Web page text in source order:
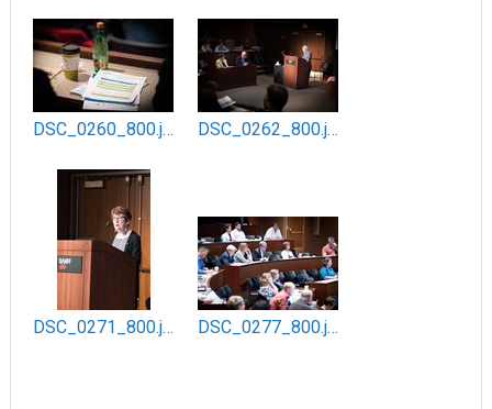
DSC_0260_800.jpg DSC_0262_800.jpg
DSC_0271_800.jpg DSC_0277_800.jpg